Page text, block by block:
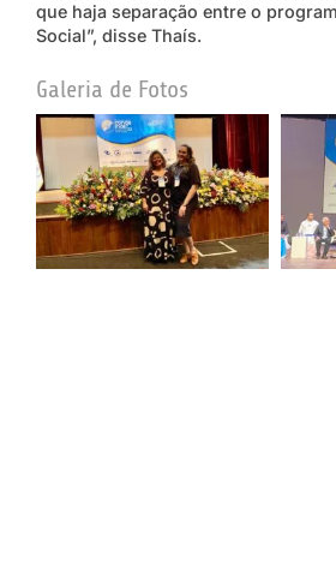
que haja separação entre o
Social”, disse Thaís.
Galeria de Fotos